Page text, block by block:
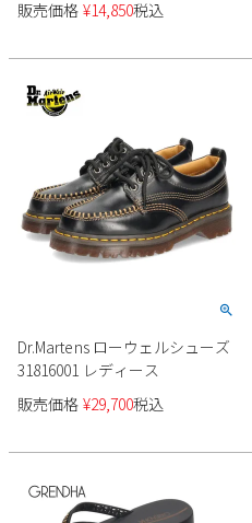
販売価格 ¥14,850税込
Dr.Martens ローウェルシューズ
31816001 レディース
販売価格 ¥29,700税込